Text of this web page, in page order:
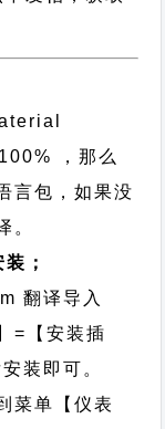
，那么
言包，如果没
。
；
翻译导入
=【安装插
装即可。
菜单【仪表